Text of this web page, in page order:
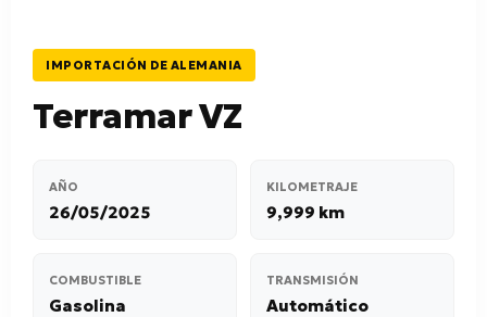
IMPORTACIÓN DE ALEMANIA
Terramar VZ
AÑO
26/05/2025
KILOMETRAJE
9,999 km
COMBUSTIBLE
Gasolina
TRANSMISIÓN
Automático